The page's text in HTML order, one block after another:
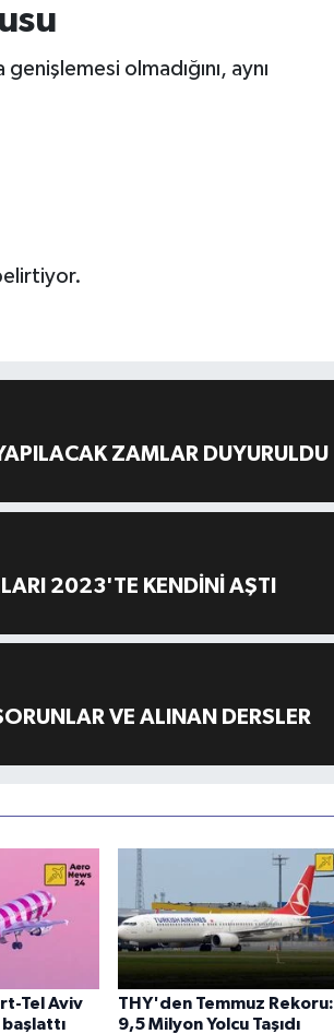
olmadığını, aynı
ZAMLAR DUYURULDU
2023'TE KENDİNİ AŞTI
VE ALINAN DERSLER
Tel Aviv
başlattı
THY'den Temmuz Rekoru:
9,5 Milyon Yolcu Taşıdı